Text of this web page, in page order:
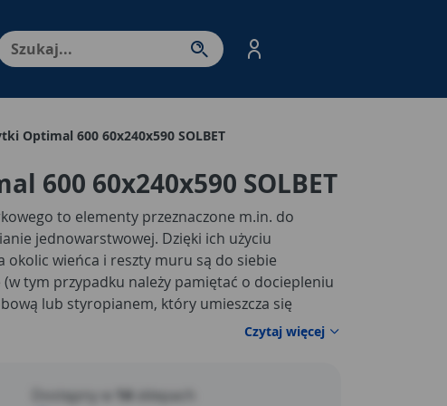
Enter - przejdź do strony produktów. Spacja – otwórz/
Optimal 600 60x240x590 SOLBET
600 60x240x590 SOLBET
to elementy przeznaczone m.in. do
jednowarstwowej. Dzięki ich użyciu
okolic wieńca i reszty muru są do siebie
tym przypadku należy pamiętać o dociepleniu
lub styropianem, który umieszcza się
wylewania wieńca). Płytki SOLBET pozwalają
24cm.Dzięki temu, że beton komórkowy jest
Czytaj więcej
Dostępny w 14
sklepach